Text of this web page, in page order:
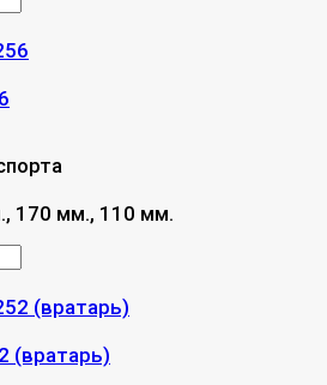
170 мм., 110 мм.
(вратарь)